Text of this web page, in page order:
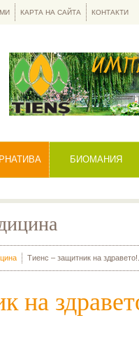
БИОМАНИЯ
КАРТА НА САЙТА КОНТАКТИ
Тиенс – защитник на
на